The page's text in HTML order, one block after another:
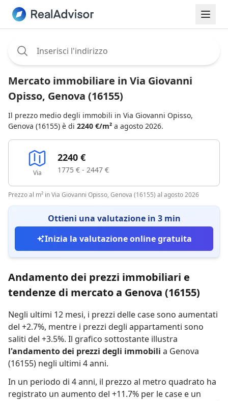
Mercato immobiliare in Via Giovanni
Opisso, Genova (16155)
Il prezzo medio degli immobili in Via Giovanni Opisso,
Genova (16155) è di 2240 €/m² a agosto 2026.
Via
2240 €
1775 € - 2447 €
Prezzo al m² in Via Giovanni Opisso, Genova (16155) al agosto 2026
Ottieni una valutazione in 3 min
Inizia la valutazione online gratuita
Andamento dei prezzi immobiliari e
tendenze di mercato a Genova (16155)
Negli ultimi 12 mesi, i prezzi delle case sono aumentati
del +2.7%, mentre i prezzi degli appartamenti sono
saliti del +3.5%. Il grafico sottostante illustra
l'andamento dei prezzi degli immobili a Genova
(16155) negli ultimi 4 anni.
In un periodo di 4 anni, il prezzo al metro quadrato ha
registrato un aumento del +11.7% per le case e un